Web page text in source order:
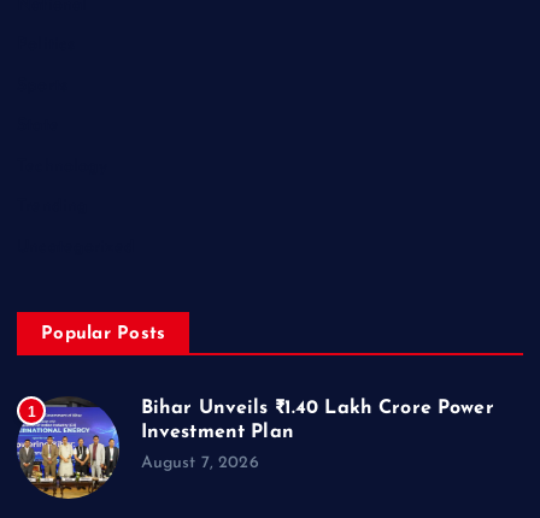
Popular Posts
1
Bihar Unveils ₹1.40 Lakh Crore Power
Investment Plan
August 7, 2026